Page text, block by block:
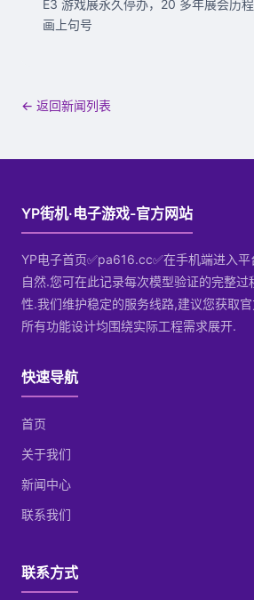
E3 游戏展永久停办，20 多年展会历程
画上句号
← 返回新闻列表
YP街机·电子游戏-官方网站
YP电子首页✅pa616.cc✅在手机端进入
自然.您可在此记录每次模型验证的完整
性.我们维护稳定的服务线路,建议您获取
所有功能设计均围绕实际工程需求展开.
快速导航
首页
关于我们
新闻中心
联系我们
联系方式